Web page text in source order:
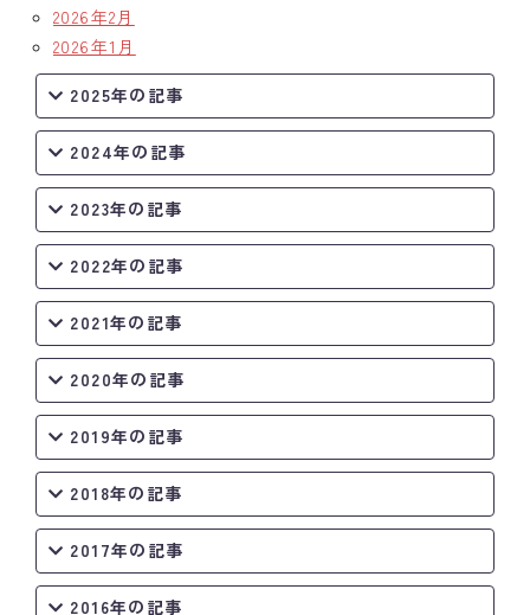
2026年2月
2026年1月
2025年の記事
2024年の記事
2023年の記事
2022年の記事
2021年の記事
2020年の記事
2019年の記事
2018年の記事
2017年の記事
2016年の記事